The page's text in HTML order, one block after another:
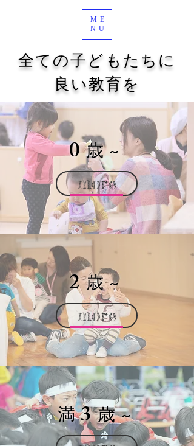
ME
NU
​全ての子どもたちに
良い教育を
0歳~
more
2歳~
more
満3歳~